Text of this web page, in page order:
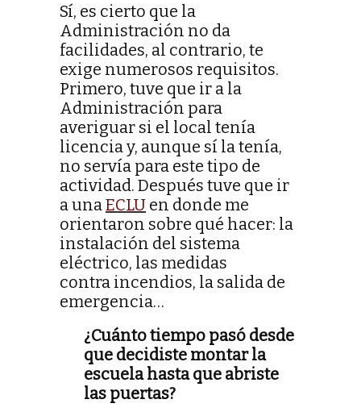
Sí, es cierto que la
Administración no da
facilidades, al contrario, te
exige numerosos requisitos.
Primero, tuve que ir a la
Administración para
averiguar si el local tenía
licencia y, aunque sí la tenía,
no servía para este tipo de
actividad. Después tuve que ir
a una ECLU en donde me
orientaron sobre qué hacer: la
instalación del sistema
eléctrico, las medidas
contra incendios, la salida de
emergencia…
¿Cuánto tiempo pasó desde
que decidiste montar la
escuela hasta que abriste
las puertas?